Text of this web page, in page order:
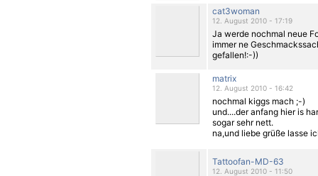
cat3woman
12. August 2010 - 17:19
Ja werde nochmal neue
immer ne
gefallen!:-))
matrix
12. August 2010 - 16:42
nochmal kiggs mach ;-)
und....der anfang hier is
sogar sehr nett.
na,und liebe grüße lasse
Tattoofan-MD-63
12. August 2010 - 11:50